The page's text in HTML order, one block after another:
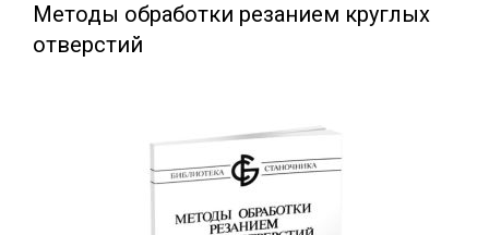
Методы обработки резанием круглых
отверстий